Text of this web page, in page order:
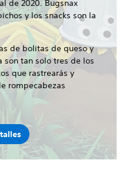
de 2020. Bugsnax
y los snacks son la
de bolitas de queso y
son tan solo tres de los
que rastrearás y
rompecabezas